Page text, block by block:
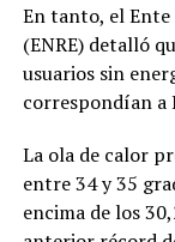
En tanto, el Ente
(ENRE) detalló
usuarios sin
correspondían a
La ola de calor
entre 34 y 35
encima de los